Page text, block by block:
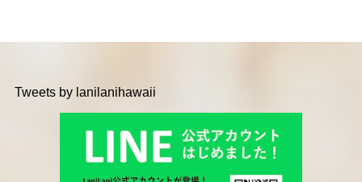
Tweets by lanilanihawaii